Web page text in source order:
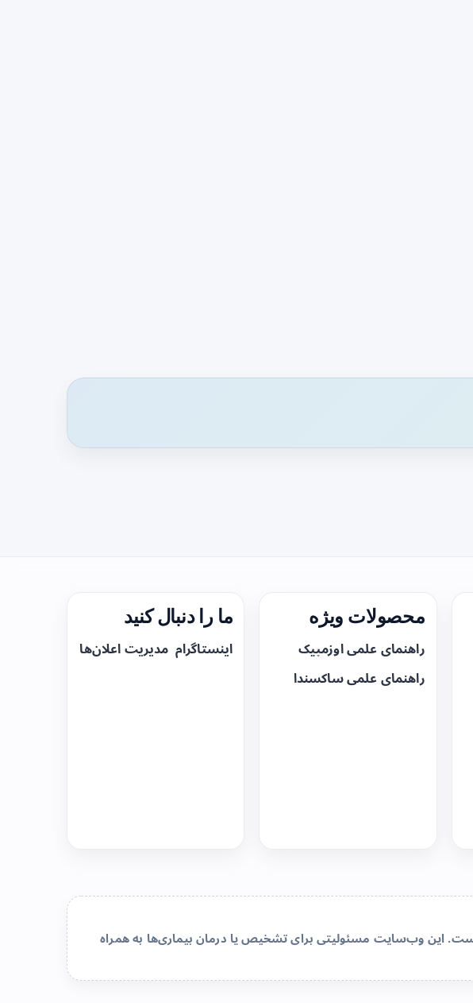
محصولات ویژه
راهنمای علمی اوزمپیک
راهنمای علمی ساکسندا
ما را دنبال کنید
اینستاگرام مدیریت اعلان‌ها
این وب‌سایت مسئولیتی برای تشخیص یا درمان بیماری‌ها به همراه